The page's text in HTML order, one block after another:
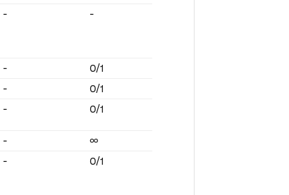
- -
-
0/1
-
0/1
- 0/1
-
∞
- 0/1